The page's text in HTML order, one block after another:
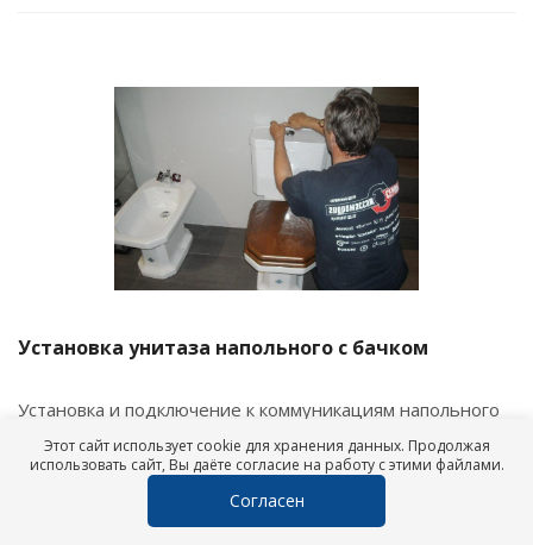
Установка унитаза напольного с бачком
Установка и подключение к коммуникациям напольного
унитаза Villeroy&Boch, Ideal Standard, Gustavsberg, TECE,
Geberit, Laufen, Migliore, , GSI, Keramag, Roca и др.
Этот сайт использует cookie для хранения данных. Продолжая
использовать сайт, Вы даёте согласие на работу с этими файлами.
Согласен